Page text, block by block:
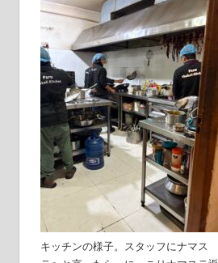
キッチンの様子。スタッフにナマス